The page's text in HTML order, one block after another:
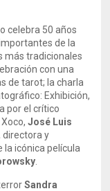
celebra 50 años
de la
más tradicionales
con una
de tarot; la charla
Exhibición,
por el crítico
Xoco,José Luis
directora y
la icónica película
Sandra